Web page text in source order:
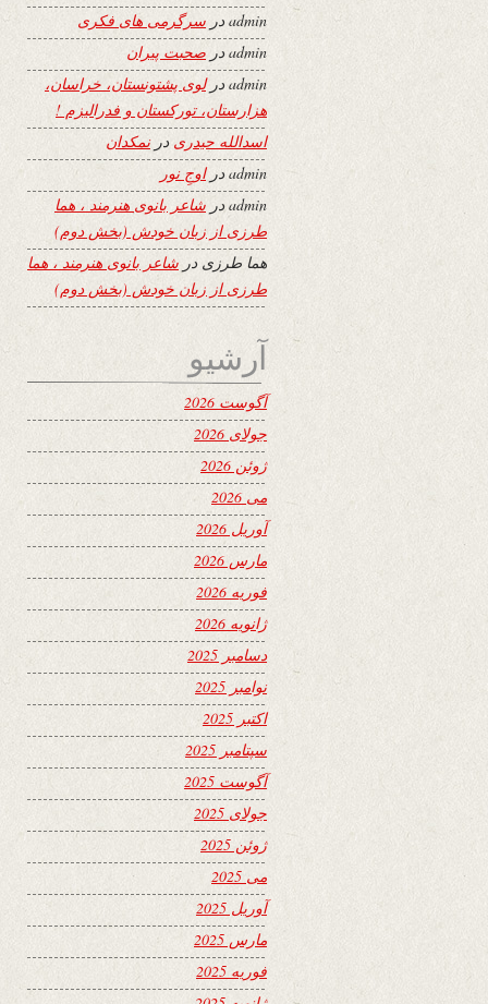
adminدر سرگرمی های فکری
adminدر صحبت پیران
adminدرلوی پشتونستان، خراسان،
هزارستان، تورکستان و فدرالیزم !
اسدالله حیدری درنمکدان
adminدراوجِ نور
adminدر شاعر بانوی هنرمند ، هما
طرزی از زبان خودش (بخش دوم)
هما طرزی در شاعر بانوی هنرمند ، هما
طرزی از زبان خودش (بخش دوم)
آرشیو
آگوست 2026
جولای 2026
ژوئن 2026
می 2026
آوریل 2026
مارس 2026
فوریه 2026
ژانویه 2026
دسامبر 2025
نوامبر 2025
اکتبر 2025
سپتامبر 2025
آگوست 2025
جولای 2025
ژوئن 2025
می 2025
آوریل 2025
مارس 2025
فوریه 2025